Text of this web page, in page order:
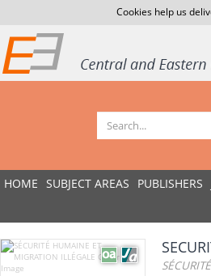
Cookies help us
HOME SUBJECT AREAS PUBLISHERS